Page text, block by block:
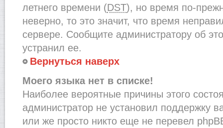
летнего времени (DST), но время по-
неверно, то это значит, что время
сервере. Сообщите администратору об
устранил ее.
Вернуться наверх
Моего языка нет в списке!
Наиболее вероятные причины этого
администратор не установил поддержку
или же просто никто еще не перевел